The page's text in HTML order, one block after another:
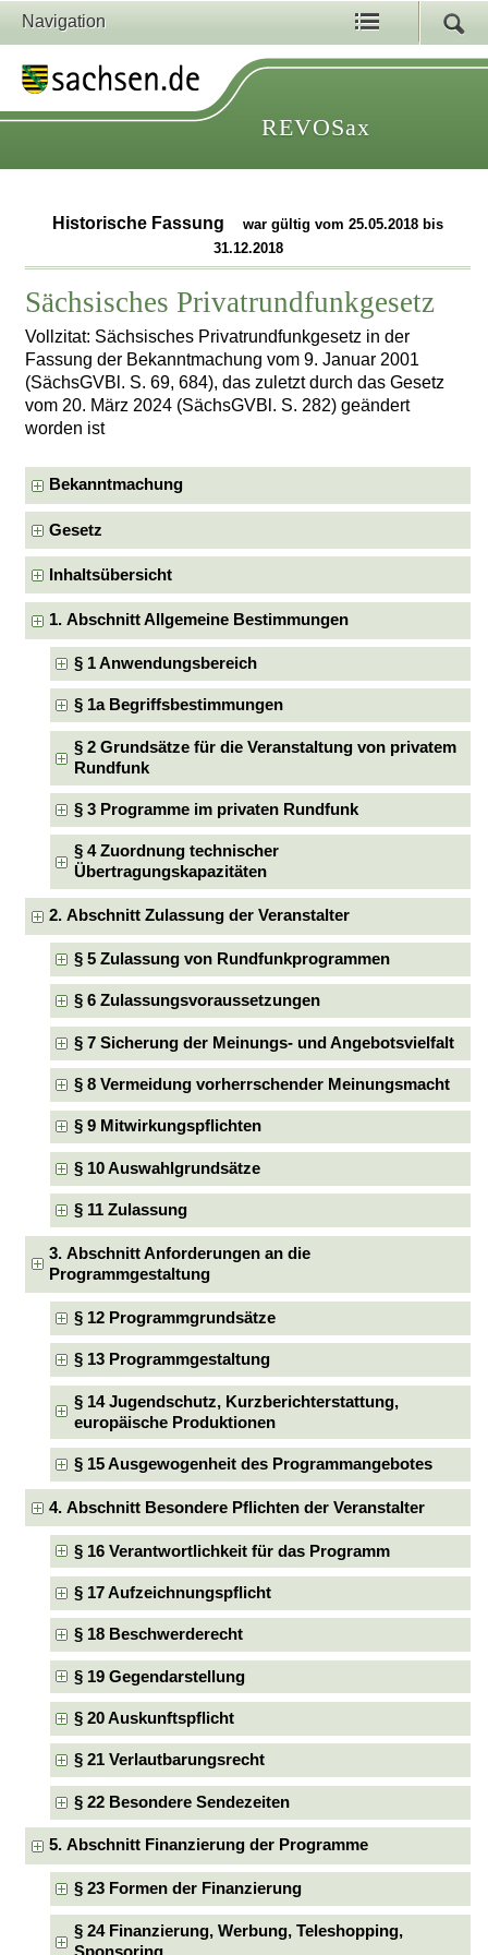
Navigation
REVOSax
Historische Fassung
war gültig vom 25.05.2018 bis
31.12.2018
Sächsisches Privatrundfunkgesetz
Vollzitat: Sächsisches Privatrundfunkgesetz in der
Fassung der Bekanntmachung vom 9. Januar 2001
(SächsGVBl. S. 69, 684), das zuletzt durch das Gesetz
vom 20. März 2024 (SächsGVBl. S. 282) geändert
worden ist
Bekanntmachung
Gesetz
Inhaltsübersicht
1. Abschnitt Allgemeine Bestimmungen
§ 1 Anwendungsbereich
§ 1a Begriffsbestimmungen
§ 2 Grundsätze für die Veranstaltung von privatem
Rundfunk
§ 3 Programme im privaten Rundfunk
§ 4 Zuordnung technischer
Übertragungskapazitäten
2. Abschnitt Zulassung der Veranstalter
§ 5 Zulassung von Rundfunkprogrammen
§ 6 Zulassungsvoraussetzungen
§ 7 Sicherung der Meinungs- und Angebotsvielfalt
§ 8 Vermeidung vorherrschender Meinungsmacht
§ 9 Mitwirkungspflichten
§ 10 Auswahlgrundsätze
§ 11 Zulassung
3. Abschnitt Anforderungen an die
Programmgestaltung
§ 12 Programmgrundsätze
§ 13 Programmgestaltung
§ 14 Jugendschutz, Kurzberichterstattung,
europäische Produktionen
§ 15 Ausgewogenheit des Programmangebotes
4. Abschnitt Besondere Pflichten der Veranstalter
§ 16 Verantwortlichkeit für das Programm
§ 17 Aufzeichnungspflicht
§ 18 Beschwerderecht
§ 19 Gegendarstellung
§ 20 Auskunftspflicht
§ 21 Verlautbarungsrecht
§ 22 Besondere Sendezeiten
5. Abschnitt Finanzierung der Programme
§ 23 Formen der Finanzierung
§ 24 Finanzierung, Werbung, Teleshopping,
Sponsoring